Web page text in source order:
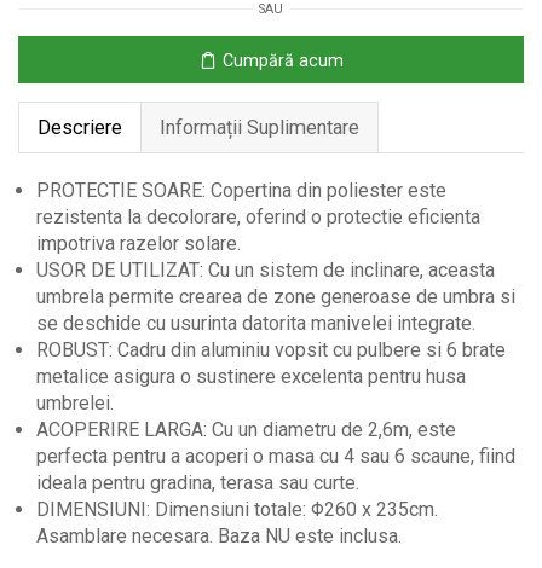
Plaja
Inclinabila
Alb
Φ2.6×2.35m
SAU
Cumpără acum
Descriere Informații Suplimentare
PROTECTIE SOARE: Copertina din poliester este
rezistenta la decolorare, oferind o protectie eficienta
impotriva razelor solare.
USOR DE UTILIZAT: Cu un sistem de inclinare, aceasta
umbrela permite crearea de zone generoase de umbra si
se deschide cu usurinta datorita manivelei integrate.
ROBUST: Cadru din aluminiu vopsit cu pulbere si 6 brate
metalice asigura o sustinere excelenta pentru husa
umbrelei.
ACOPERIRE LARGA: Cu un diametru de 2,6m, este
perfecta pentru a acoperi o masa cu 4 sau 6 scaune, fiind
ideala pentru gradina, terasa sau curte.
DIMENSIUNI: Dimensiuni totale: Φ260 x 235cm.
Asamblare necesara. Baza NU este inclusa.